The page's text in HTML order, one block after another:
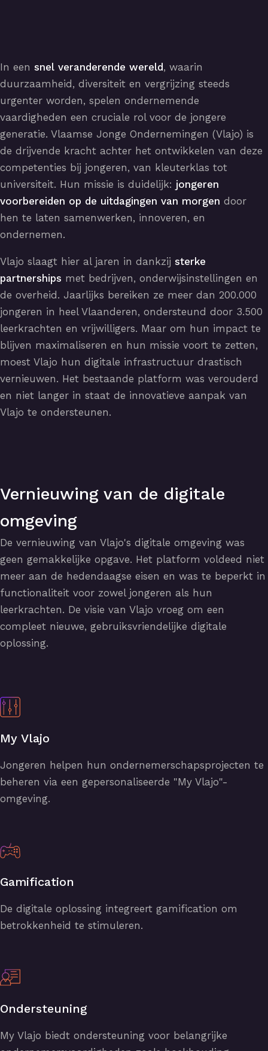
In een snel veranderende wereld, waarin
duurzaamheid, diversiteit en vergrijzing steeds
urgenter worden, spelen ondernemende
vaardigheden een cruciale rol voor de jongere
generatie. Vlaamse Jonge Ondernemingen (Vlajo) is
de drijvende kracht achter het ontwikkelen van deze
competenties bij jongeren, van kleuterklas tot
universiteit. Hun missie is duidelijk: jongeren
voorbereiden op de uitdagingen van morgen door
hen te laten samenwerken, innoveren, en
ondernemen.
Vlajo slaagt hier al jaren in dankzij sterke
partnerships met bedrijven, onderwijsinstellingen en
de overheid. Jaarlijks bereiken ze meer dan 200.000
jongeren in heel Vlaanderen, ondersteund door 3.500
leerkrachten en vrijwilligers. Maar om hun impact te
blijven maximaliseren en hun missie voort te zetten,
moest Vlajo hun digitale infrastructuur drastisch
vernieuwen. Het bestaande platform was verouderd
en niet langer in staat de innovatieve aanpak van
Vlajo te ondersteunen.
Vernieuwing van de digitale
omgeving
De vernieuwing van Vlajo's digitale omgeving was
geen gemakkelijke opgave. Het platform voldeed niet
meer aan de hedendaagse eisen en was te beperkt in
functionaliteit voor zowel jongeren als hun
leerkrachten. De visie van Vlajo vroeg om een
compleet nieuwe, gebruiksvriendelijke digitale
oplossing.
My Vlajo
Jongeren helpen hun ondernemerschapsprojecten te
beheren via een gepersonaliseerde "My Vlajo"-
omgeving.
Gamification
De digitale oplossing integreert gamification om
betrokkenheid te stimuleren.
Ondersteuning
My Vlajo biedt ondersteuning voor belangrijke